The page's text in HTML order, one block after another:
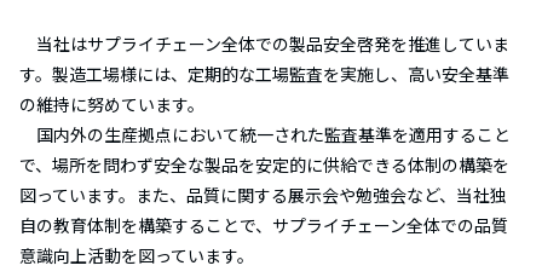
当社はサプライチェーン全体での製品安全啓発を推進していま
す。製造工場様には、定期的な工場監査を実施し、高い安全基準
の維持に努めています。
国内外の生産拠点において統一された監査基準を適用すること
で、場所を問わず安全な製品を安定的に供給できる体制の構築を
図っています。また、品質に関する展示会や勉強会など、当社独
自の教育体制を構築することで、サプライチェーン全体での品質
意識向上活動を図っています。